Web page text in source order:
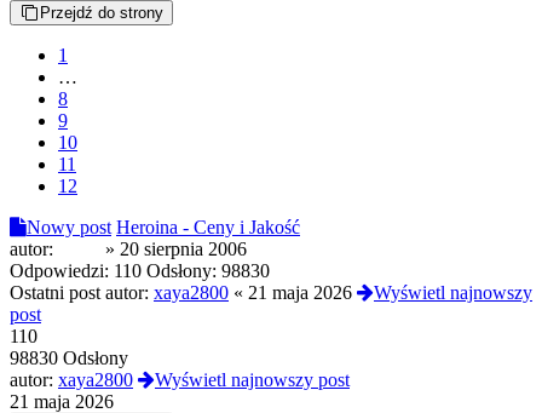
Przejdź do strony
1
…
8
9
10
11
12
Nowy post Heroina - Ceny i Jakość
autor:
» 20 sierpnia 2006
Odpowiedzi: 110 Odsłony: 98830
Ostatni post autor: xaya2800 « 21 maja 2026
Wyświetl najnowszy
post
110
98830 Odsłony
autor: xaya2800
Wyświetl najnowszy post
21 maja 2026